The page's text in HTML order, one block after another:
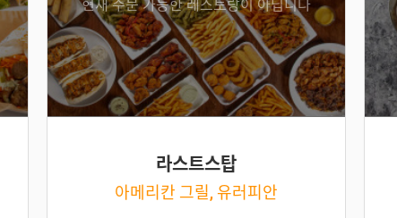
현재 주문 가능한 레스토랑이 아닙니다
라스트스탑
아메리칸 그릴, 유러피안